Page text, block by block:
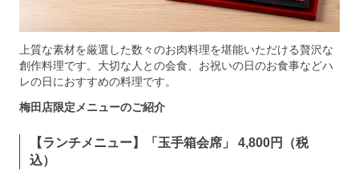
上質な素材を厳選した数々のお肉料理を堪能いただける贅沢な
創作料理です。大切な人との会食、お祝いの日のお食事などハ
レの日におすすめの料理です。
梅田店限定メニューのご紹介
【ランチメニュー】「玉手箱会席」 4,800円（税
込）